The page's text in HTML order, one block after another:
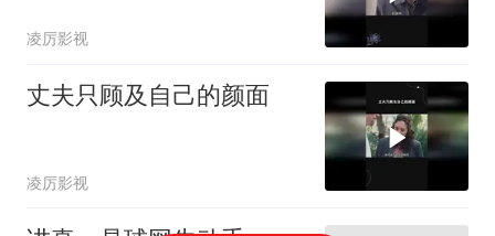
凌厉影视
丈夫只顾及自己的颜面
凌厉影视